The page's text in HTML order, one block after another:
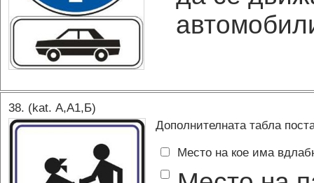
38. (kat. А,A1,Б)
Дополнителната табла
Место на кое има